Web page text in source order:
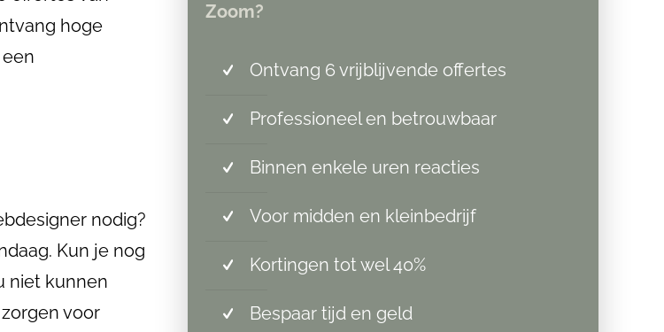
hoge
nodig?
Kun je nog
niet kunnen
voor
Zoom?
Ontvang 6 vrijblijvende offertes
Professioneel en betrouwbaar
Binnen enkele uren reacties
Voor midden en kleinbedrijf
Kortingen tot wel 40%
Bespaar tijd en geld